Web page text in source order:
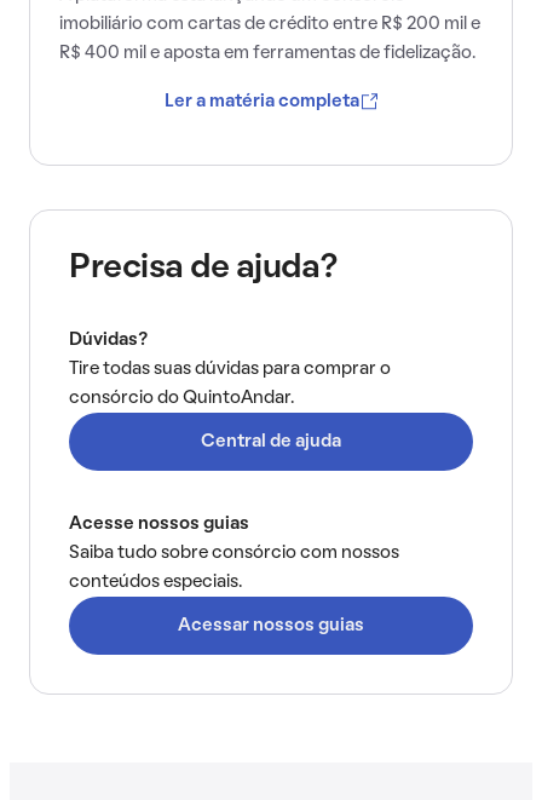
imobiliário com cartas de crédito entre R$ 200 mil e
R$ 400 mil e aposta em ferramentas de fidelização.
Ler a matéria completa
Precisa de ajuda?
Dúvidas?
Tire todas suas dúvidas para comprar o
consórcio do QuintoAndar.
Central de ajuda
Acesse nossos guias
Saiba tudo sobre consórcio com nossos
conteúdos especiais.
Acessar nossos guias